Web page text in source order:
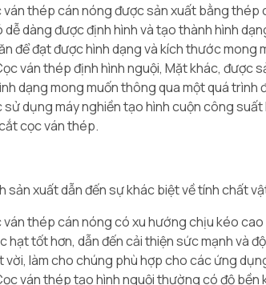
thép cán nóng được sản xuất bằng
dàng được định hình và tạo thành hình
để đạt được hình dạng và kích thước mong
ván thép định hình nguội, Mặt khác, được
dạng mong muốn thông qua một quá trình
sử dụng máy nghiền tạo hình cuộn công
cọc ván thép.
sản xuất dẫn đến sự khác biệt về tính chất
thép cán nóng có xu hướng chịu kéo
hạt tốt hơn, dẫn đến cải thiện sức mạnh và
vời, làm cho chúng phù hợp cho các ứng
ván thép tạo hình nguội thường có độ